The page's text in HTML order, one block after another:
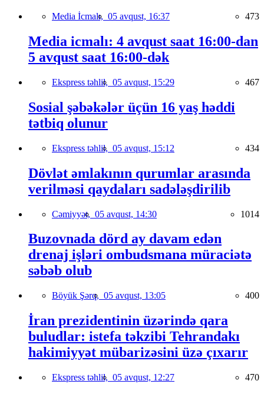
Media İcmalı, 05 avqust, 16:37 473
Media icmalı: 4 avqust saat 16:00-dan
5 avqust saat 16:00-dək
Ekspress təhlil, 05 avqust, 15:29 467
Sosial şəbəkələr üçün 16 yaş həddi
tətbiq olunur
Ekspress təhlil, 05 avqust, 15:12 434
Dövlət əmlakının qurumlar arasında
verilməsi qaydaları sadələşdirilib
Cəmiyyət, 05 avqust, 14:30 1014
Buzovnada dörd ay davam edən
drenaj işləri ombudsmana müraciətə
səbəb olub
Böyük Şərq, 05 avqust, 13:05 400
İran prezidentinin üzərində qara
buludlar: istefa təkzibi Tehrandakı
hakimiyyət mübarizəsini üzə çıxarır
Ekspress təhlil, 05 avqust, 12:27 470